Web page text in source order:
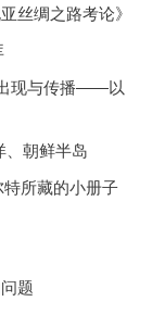
丝绸之路考论》
出现与传播——以
、朝鲜半岛
所藏的小册子
题